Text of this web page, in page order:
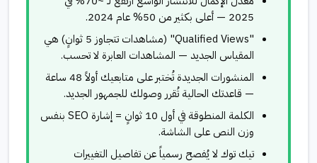
2025 — أعلى بكثير من 50% عام 2024.
"Qualified Views" (مشاهدات تتجاوز 5 ثوانٍ) هي
المقياس الجديد — المشاهدات العابرة لا تحسب.
المنشورات الجديدة تُختبر على متابعيك أولاً 48 ساعة
— قاعدتك الحالية تُقرر وصولك للجمهور الجديد.
الكلمة المنطوقة في أول 10 ثوانٍ = إشارة SEO بنفس
وزن النص على الشاشة.
تيك توك لا يُفصح رسمياً عن تفاصيل التغييرات